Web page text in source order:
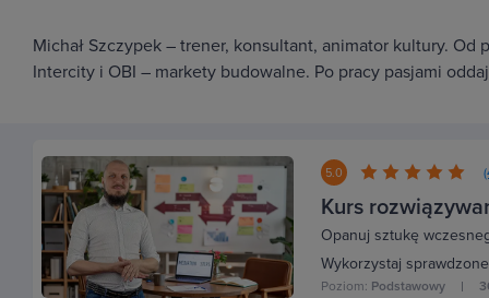
Michał Szczypek – trener, konsultant, animator kultury.
Intercity i OBI – markety budowalne. Po pracy pasjami
5.0
Kurs
Opanuj sztukę
Wykorzystaj
Poziom: Podstawowy